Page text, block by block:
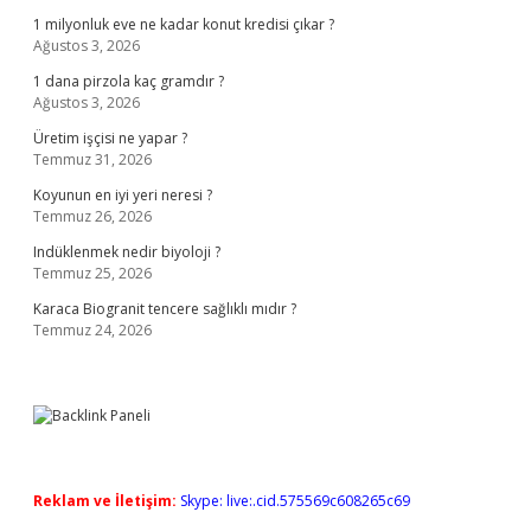
1 milyonluk eve ne kadar konut kredisi çıkar ?
Ağustos 3, 2026
1 dana pirzola kaç gramdır ?
Ağustos 3, 2026
Üretim işçisi ne yapar ?
Temmuz 31, 2026
Koyunun en iyi yeri neresi ?
Temmuz 26, 2026
Indüklenmek nedir biyoloji ?
Temmuz 25, 2026
Karaca Biogranit tencere sağlıklı mıdır ?
Temmuz 24, 2026
Reklam ve İletişim: Skype: live:.cid.575569c608265c69